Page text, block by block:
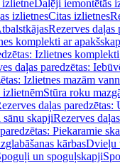
izlietneDaļēji iemontētās
izlietnesCitas izlietnes
Rezerves daļas
komplekti ar
Izlietnes
daļas paredzētas:
Izlietnes mazām
izlietnēmStūra roku
daļas
sānu skapjiRezerves
Piekaramie
kārbasDvieļu
un spoguļskapji